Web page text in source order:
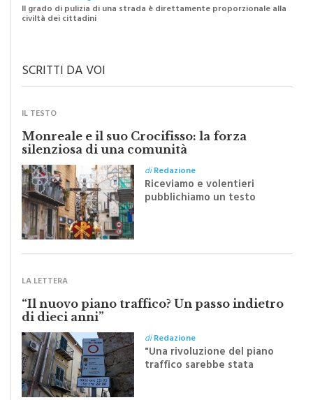
diRaimondo Burgio
SCRITTI DA VOI
IL TESTO
Monreale e il suo Crocifisso: la forza
silenziosa di una comunità
diRedazione
Riceviamo e volentieri
Sapienza all'indomani della
LA LETTERA
“Il nuovo piano traffico? Un passo indietro
di dieci anni”
diRedazione
"Una rivoluzione del piano